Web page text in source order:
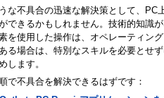
な不具合の迅速な解決策として、PC
できるかもしれません。技術的知識
を使用した操作は、オペレーティン
る場合は、特別なスキルを必要とせ
します。
で不具合を解決できるはずです：